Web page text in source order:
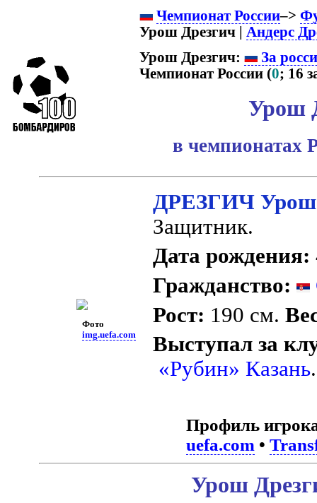
Чемпионат России–>
Урош Дрезгич | Андерс
Урош Дрезгич:
За
Чемпионат России (0; 16
Урош
в чемпионатах
Фото
img.uefa.com
ДРЕЗГИЧ Урош
Защитник.
Дата рождения:
Гражданство:
Рост: 190 см.
Выступал за
«Рубин» Казань.
Профиль
uefa.com •
Урош